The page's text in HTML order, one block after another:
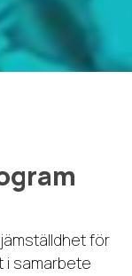
för
i samarbete